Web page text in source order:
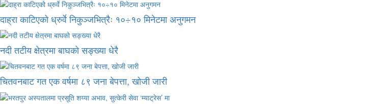
दाह्रा काटिएको ध्रुर्वे निकुञ्जभित्रैः १०÷१० मिनेटमा अनुगमन
नदी तटीय क्षेत्रमा बाघको सङ्ख्या धेरै
चितवनबाट गत एक वर्षमा ८९ जना बेपत्ता, खोजी जारी